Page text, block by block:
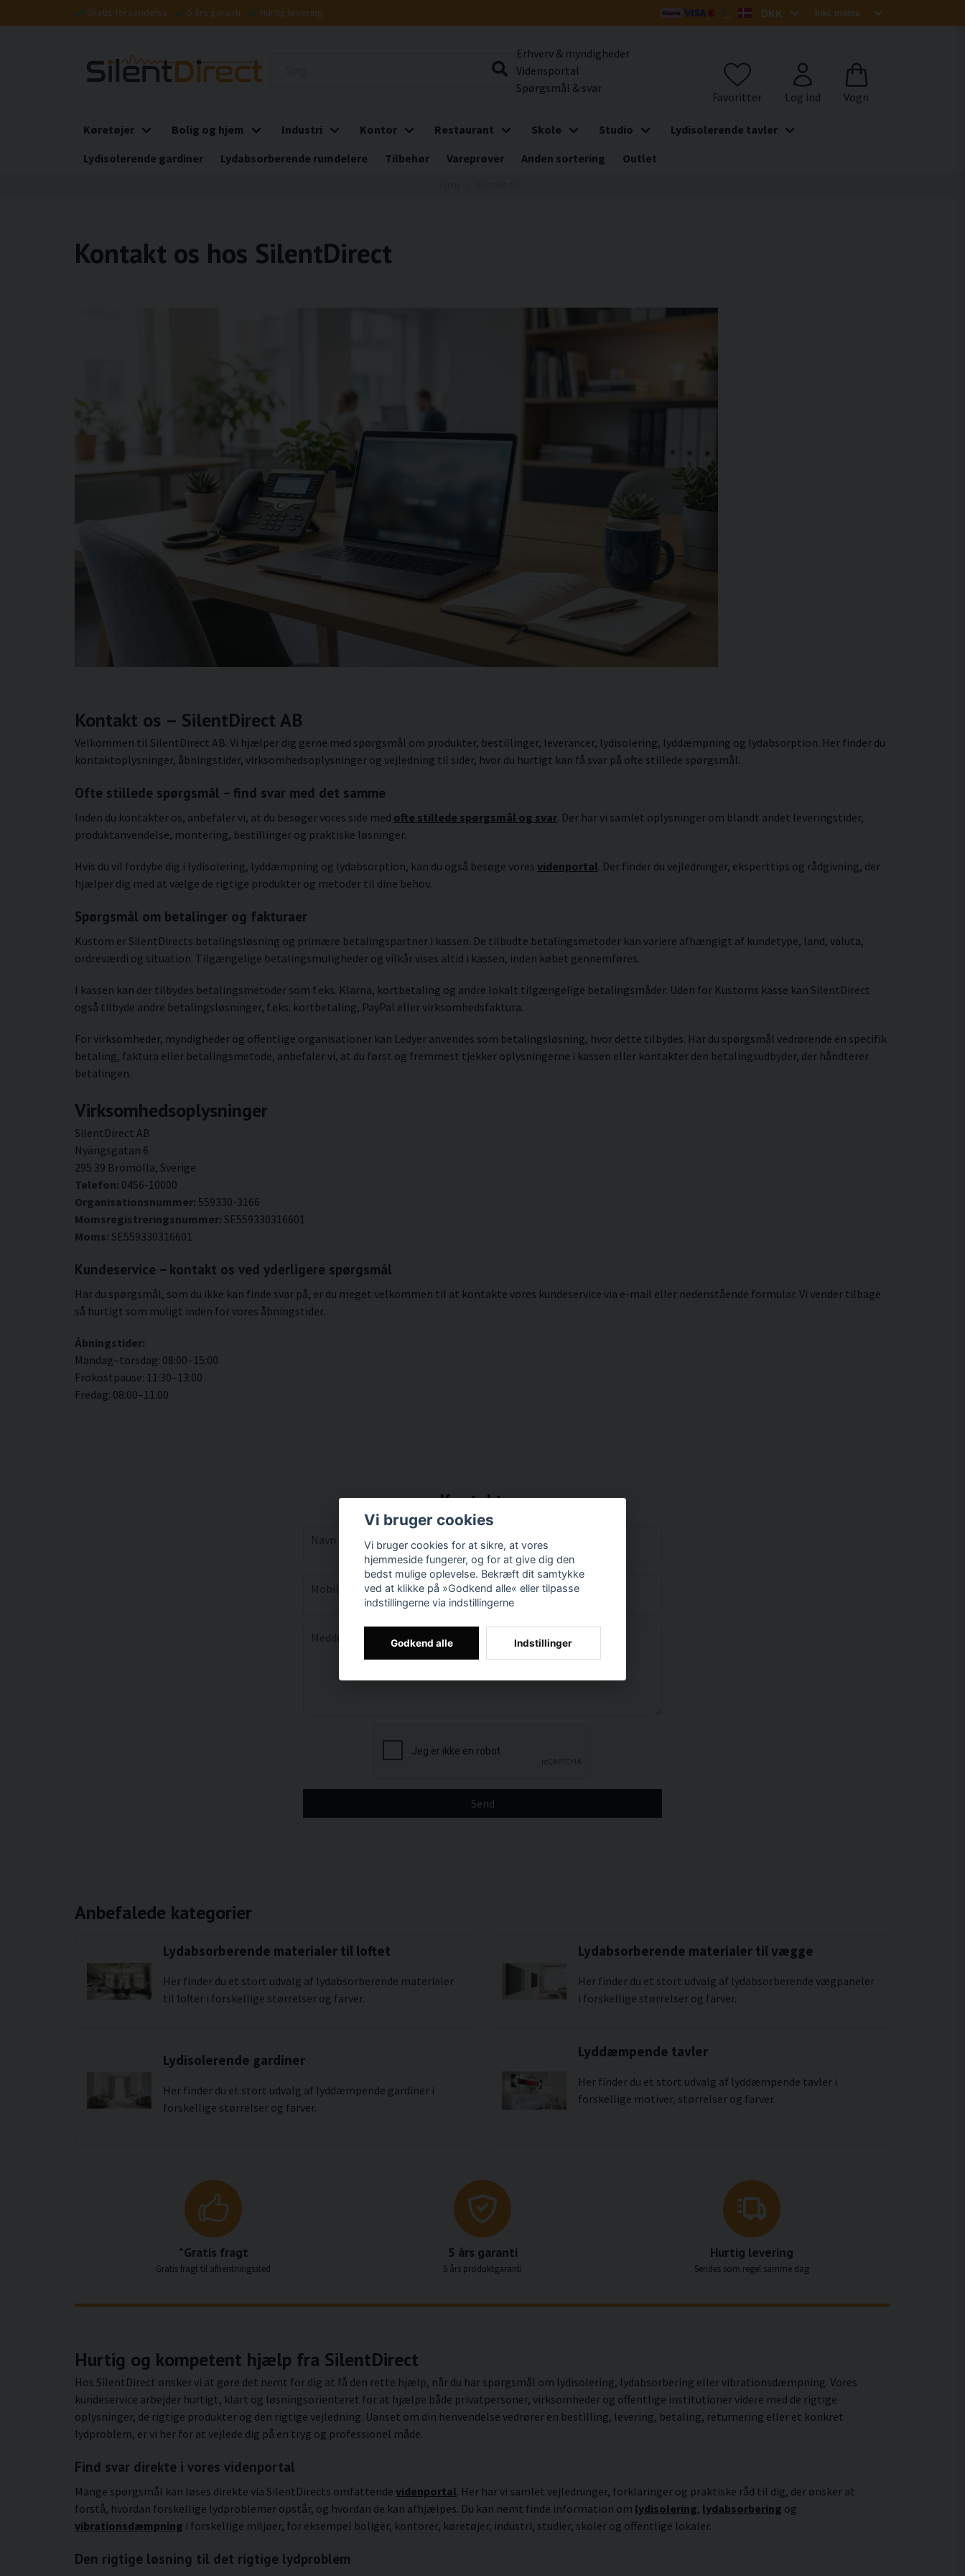
Gratis forsendelse 5 års garanti Hurtig levering
Erhverv & myndigheder
Vidensportal
Spørgsmål & svar
Køretøjer Bolig og hjem Industri Kontor Restaurant Skole Studio
Lydisolerende tavler
Lydisolerende gardiner
Lydabsorberende rumdelere Tilbehør Vareprøver Anden sortering Outlet
Kontakt os hos SilentDirect
Kontakt os – SilentDirect AB
Velkommen til SilentDirect AB. Vi hjælper dig gerne med spørgsmål om produkter, bestillinger, leverancer, lydisolering, lyddæmpning og lydabsorption. Her finder du
kontaktoplysninger, åbningstider, virksomhedsoplysninger og vejledning til sider, hvor du hurtigt kan få svar på ofte stillede spørgsmål.
Ofte stillede spørgsmål – find svar med det samme
Inden du kontakter os, anbefaler vi, at du besøger vores side med ofte stillede spørgsmål og svar. Der har vi samlet oplysninger om blandt andet leveringstider,
produktanvendelse, montering, bestillinger og praktiske løsninger.
Hvis du vil fordybe dig i lydisolering, lyddæmpning og lydabsorption, kan du også besøge vores videnportal. Der finder du vejledninger, eksperttips og rådgivning, der
hjælper dig med at vælge de rigtige produkter og metoder til dine behov.
Spørgsmål om betalinger og fakturaer
Kustom er SilentDirects betalingsløsning og primære betalingspartner i kassen. De tilbudte betalingsmetoder kan variere afhængigt af kundetype, land, valuta,
ordreværdi og situation. Tilgængelige betalingsmuligheder og vilkår vises altid i kassen, inden købet gennemføres.
I kassen kan der tilbydes betalingsmetoder som f.eks. Klarna, kortbetaling og andre lokalt tilgængelige betalingsmåder. Uden for Kustoms kasse kan SilentDirect
også tilbyde andre betalingsløsninger, f.eks. kortbetaling, PayPal eller virksomhedsfaktura.
For virksomheder, myndigheder og offentlige organisationer kan Ledyer anvendes som betalingsløsning, hvor dette tilbydes. Har du spørgsmål vedrørende en specifik
betaling, faktura eller betalingsmetode, anbefaler vi, at du først og fremmest tjekker oplysningerne i kassen eller kontakter den betalingsudbyder, der håndterer
betalingen.
Virksomhedsoplysninger
SilentDirect AB
Nyängsgatan 6
295 39 Bromölla, Sverige
Telefon: 0456-10000
Organisationsnummer: 559330-3166
Momsregistreringsnummer: SE559330316601
Moms: SE559330316601
Kundeservice – kontakt os ved yderligere spørgsmål
Har du spørgsmål, som du ikke kan finde svar på, er du meget velkommen til at kontakte vores kundeservice via e-mail eller nedenstående formular. Vi vender tilbage
så hurtigt som muligt inden for vores åbningstider.
Åbningstider:
Mandag–torsdag: 08:00–15:00
Frokostpause: 11:30–13:00
Fredag: 08:00–11:00
Kontakt os
name
Navn E-mail-adresse
phone
Mobil
message
Meddelelse
Send
Anbefalede kategorier
Lydabsorberende materialer til loftet
Her finder du et stort udvalg af lydabsorberende materialer
til lofter i forskellige størrelser og farver.
Lydabsorberende materialer til vægge
Her finder du et stort udvalg af lydabsorberende vægpaneler
i forskellige størrelser og farver.
Lydisolerende gardiner
Her finder du et stort udvalg af lyddæmpende gardiner i
forskellige størrelser og farver.
Lyddæmpende tavler
Her finder du et stort udvalg af lyddæmpende tavler i
forskellige motiver, størrelser og farver.
*Gratis fragt
Gratis fragt til afhentningssted
5 års garanti
5 års produktgaranti
Hurtig levering
Sendes som regel samme dag
Hurtig og kompetent hjælp fra SilentDirect
Hos SilentDirect ønsker vi at gøre det nemt for dig at få den rette hjælp, når du har spørgsmål om lydisolering, lydabsorbering eller vibrationsdæmpning. Vores
kundeservice arbejder hurtigt, klart og løsningsorienteret for at hjælpe både privatpersoner, virksomheder og offentlige institutioner videre med de rigtige
oplysninger, de rigtige produkter og den rigtige vejledning. Uanset om din henvendelse vedrører en bestilling, levering, betaling, returnering eller et konkret
lydproblem, er vi her for at vejlede dig på en tryg og professionel måde.
Find svar direkte i vores videnportal
Mange spørgsmål kan løses direkte via SilentDirects omfattende videnportal. Her har vi samlet vejledninger, forklaringer og praktiske råd til dig, der ønsker at
forstå, hvordan forskellige lydproblemer opstår, og hvordan de kan afhjælpes. Du kan nemt finde information om lydisolering, lydabsorbering og
vibrationsdæmpning i forskellige miljøer, for eksempel boliger, kontorer, køretøjer, industri, studier, skoler og offentlige lokaler.
Den rigtige løsning til det rigtige lydproblem
Vi bruger cookies
Vi bruger cookies for at sikre, at vores
hjemmeside fungerer, og for at give dig den
bedst mulige oplevelse. Bekræft dit samtykke
ved at klikke på »Godkend alle« eller tilpasse
indstillingerne via indstillingerne
Godkend alle Indstillinger